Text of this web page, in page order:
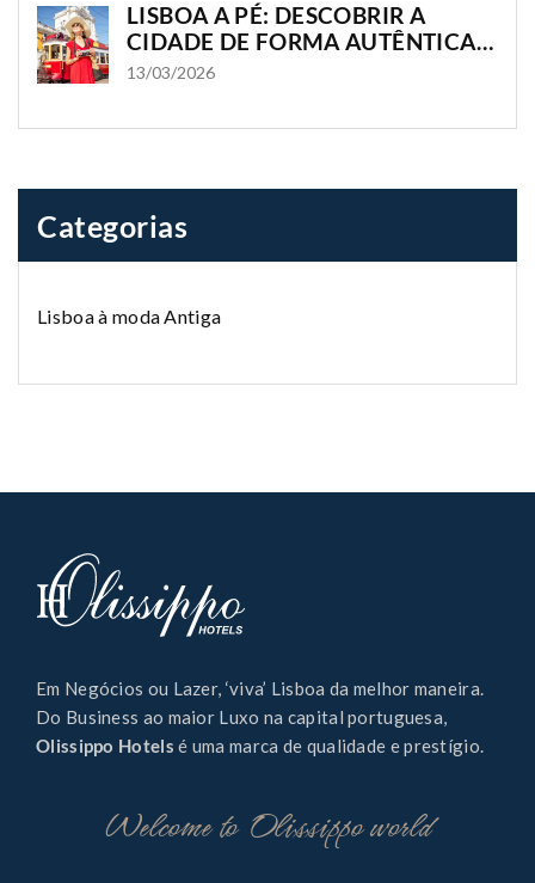
LISBOA A PÉ: DESCOBRIR A
CIDADE DE FORMA AUTÊNTICA E
IMERSIVA
13/03/2026
Categorias
Lisboa à moda Antiga
Em Negócios ou Lazer, ‘viva’ Lisboa da melhor maneira.
Do Business ao maior Luxo na capital portuguesa,
Olissippo Hotels é uma marca de qualidade e prestígio.
Welcome to Olissippo world